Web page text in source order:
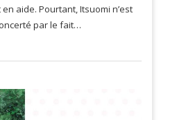
aide. Pourtant, Itsuomi n’est
par le fait…